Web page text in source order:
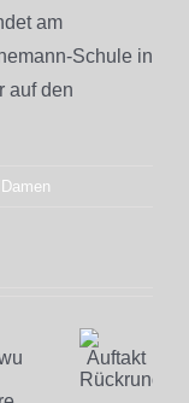
am
Schule in
auf den
Damen